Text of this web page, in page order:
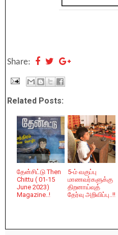
Share:
Related Posts:
தேன்சிட்டு Then
Chittu ( 01-15
June 2023)
Magazine..!
5-ம் வகுப்பு
மாணவர்களுக்கு
திறனாய்வுத்
தேர்வு அறிவிப்பு..!!